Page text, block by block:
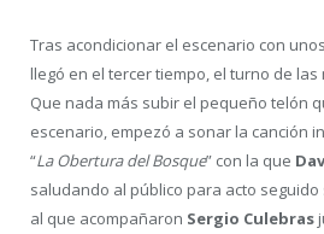
Tras acondicionar el escenario con
llegó en el tercer tiempo, el turno de
Que nada más subir el pequeño telón
escenario, empezó a sonar la canción
“La Obertura del Bosque” con la que
saludando al público para acto
al que acompañaron Sergio Culebras